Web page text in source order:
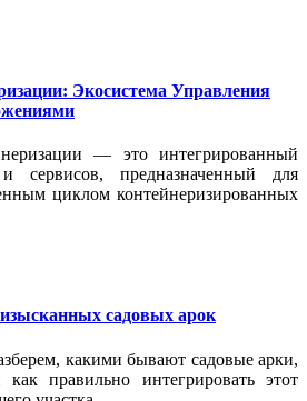
Экосистема Управления
— это интегрированный
сервисов, предназначенный для
циклом контейнеризированных
садовых арок
какими бывают садовые арки,
правильно интегрировать этот